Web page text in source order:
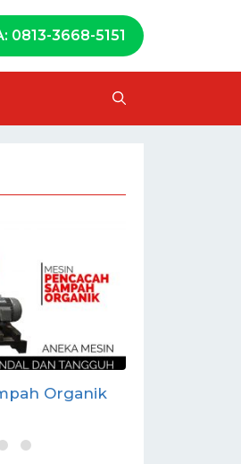
0813-3668-5151
Organik